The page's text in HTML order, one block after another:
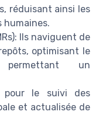
réduisant ainsi les
humaines.
Ils naviguent de
optimisant le
un
pour le suivi des
et actualisée de